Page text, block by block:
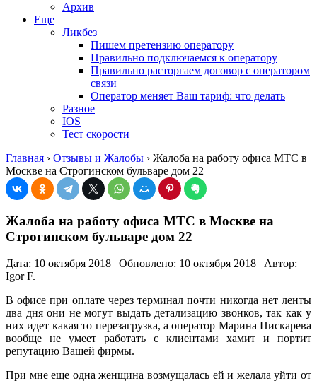
Архив
Еще
Ликбез
Пишем претензию оператору
Правильно подключаемся к оператору
Правильно расторгаем договор с оператором
связи
Оператор меняет Ваш тариф: что делать
Разное
IOS
Тест скорости
Главная › Отзывы и Жалобы › Жалоба на работу офиса МТС в
Москве на Строгинском бульваре дом 22
Жалоба на работу офиса МТС в Москве на
Строгинском бульваре дом 22
Дата: 10 октября 2018 | Обновлено: 10 октября 2018 | Автор:
Igor F.
В офисе при оплате через терминал почти никогда нет ленты
два дня они не могут выдать детализацию звонков, так как у
них идет какая то перезагрузка, а оператор Марина Пискарева
вообще не умеет работать с клиентами хамит и портит
репутацию Вашей фирмы.
При мне еще одна женщина возмущалась ей и желала уйти от